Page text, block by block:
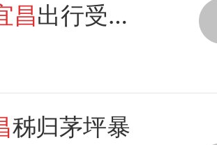
昌出行受到
秭归茅坪暴